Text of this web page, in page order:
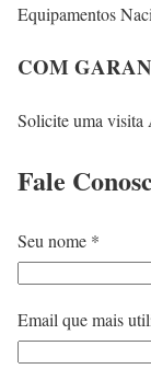
Equipamentos
COM
Solicite uma visita
Fale
Seu nome *
Email que mais